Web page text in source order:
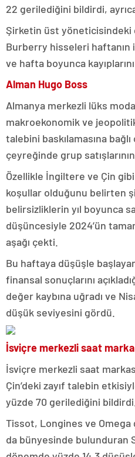
22 gerilediğini bildirdi,
Şirketin üst
Burberry hisseleri haftanın
ve hafta boyunca
Alman Hugo Boss
Almanya merkezli lüks
makroekonomik ve
talebini baskılamasına bağlı
çeyreğinde grup satışlarının
Özellikle İngiltere ve Çin
koşullar olduğunu belirten
belirsizliklerin yıl boyunca
düşüncesiyle 2024’ün
aşağı çekti.
Bu haftaya düşüşle
finansal sonuçlarını
değer kaybına uğradı ve
düşük seviyesini gördü.
İsviçre merkezli saat
İsviçre merkezli saat
Çin’deki zayıf talebin
yüzde 70 gerilediğini bildirdi.
Tissot, Longines ve Omega
da bünyesinde bulunduran